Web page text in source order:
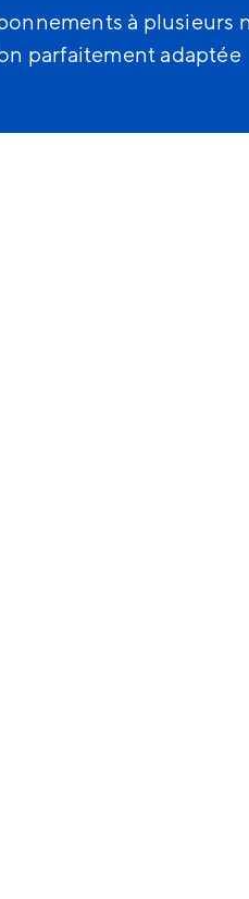
à plusieurs
parfaitement adaptée